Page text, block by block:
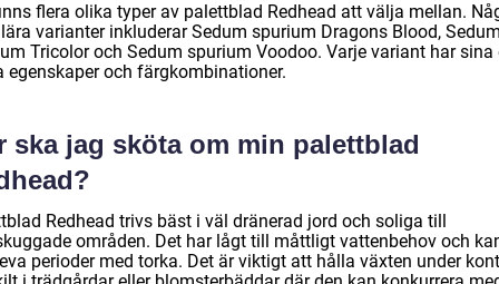
flera olika typer av palettblad Redhead att välja mellan.
varianter inkluderar Sedum spurium Dragons Blood,
Tricolor och Sedum spurium Voodoo. Varje variant har sina
egenskaper och färgkombinationer.
ska jag sköta om min palettblad
Redhead trivs bäst i väl dränerad jord och soliga till
områden. Det har lågt till måttligt vattenbehov och
perioder med torka. Det är viktigt att hålla växten under